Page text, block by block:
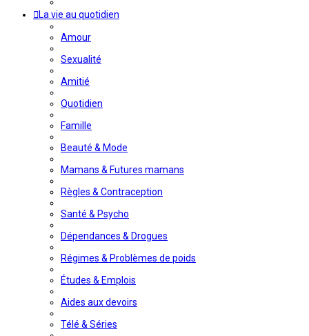
La vie au quotidien
Amour
Sexualité
Amitié
Quotidien
Famille
Beauté & Mode
Mamans & Futures mamans
Règles & Contraception
Santé & Psycho
Dépendances & Drogues
Régimes & Problèmes de poids
Études & Emplois
Aides aux devoirs
Télé & Séries